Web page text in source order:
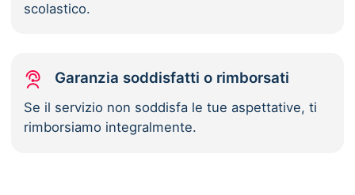
scolastico.
Garanzia soddisfatti o rimborsati
Se il servizio non soddisfa le tue aspettative, ti
rimborsiamo integralmente.